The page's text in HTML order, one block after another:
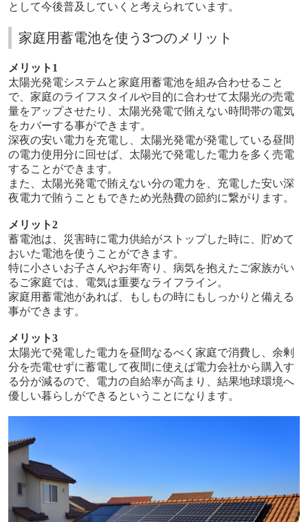
として今後普及していくと考えられています。
家庭用蓄電池を使う3つのメリット
メリット 1
太陽光発電システムと家庭用蓄電池を組み合わせること
で、家庭のライフスタイルや目的に合わせて太陽光の売電
量をアップさせたり、太陽光発電で賄えない時間帯の電気
をカバーする事ができます。
深夜の安い電力を充電し、太陽光発電が発電している昼間
の電力使用分に回せば、太陽光で発電した電力を多く売電
することができます。
また、太陽光発電で賄えない分の電力を、充電した安い深
夜電力で賄うこともできため光熱費の節約に繋がります。
メリット2
蓄電池は、災害時に電力供給がストップした時に、貯めて
おいた電池を使うことができます。
特に小さいお子さんやお年寄り、病気を抱えたご家族がい
るご家庭では、電気は重要なライフライン。
家庭用蓄電池があれば、もしもの時にもしっかりと備える
事ができます。
メリット3
太陽光で発電した電力を昼間なるべく家庭で消費し、余剰
分を売電せずに蓄電して夜間に使えば電力会社から購入す
る分が減るので、電力の自給率が高まり、結果地球環境へ
優しい暮らしができるということになります。